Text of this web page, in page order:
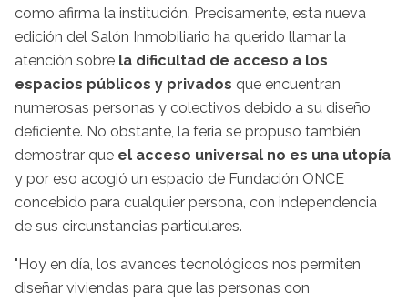
como afirma la institución. Precisamente, esta nueva
edición del Salón Inmobiliario ha querido llamar la
atención sobre la dificultad de acceso a los
espacios públicos y privados que encuentran
numerosas personas y colectivos debido a su diseño
deficiente. No obstante, la feria se propuso también
demostrar que el acceso universal no es una utopía
y por eso acogió un espacio de Fundación ONCE
concebido para cualquier persona, con independencia
de sus circunstancias particulares.
"Hoy en día, los avances tecnológicos nos permiten
diseñar viviendas para que las personas con